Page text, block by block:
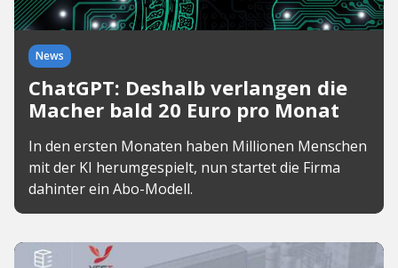
News
ChatGPT: Deshalb verlangen die
Macher bald 20 Euro pro Monat
In den ersten Monaten haben Millionen Menschen
mit der KI herumgespielt, nun startet die Firma
dahinter ein Abo-Modell.